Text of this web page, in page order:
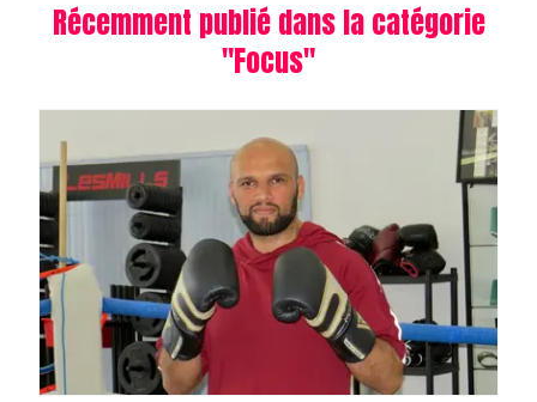
Récemment publié dans la catégorie
"Focus"